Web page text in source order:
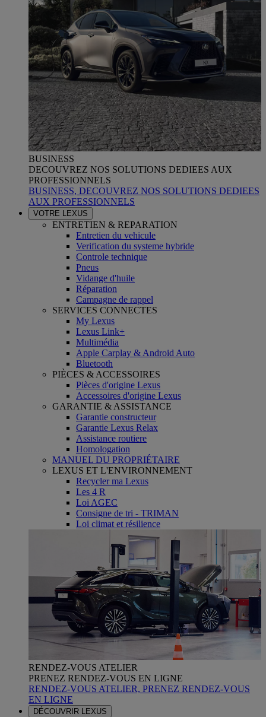
BUSINESS
DECOUVREZ NOS SOLUTIONS DEDIEES AUX
PROFESSIONNELS
BUSINESS, DECOUVREZ NOS SOLUTIONS DEDIEES
AUX PROFESSIONNELS
VOTRE LEXUS
ENTRETIEN & REPARATION
Entretien du vehicule
Verification du systeme hybride
Controle technique
Pneus
Vidange d'huile
Réparation
Campagne de rappel
SERVICES CONNECTES
My Lexus
Lexus Link+
Multimédia
Apple Carplay & Android Auto
Bluetooth
PIÈCES & ACCESSOIRES
Pièces d'origine Lexus
Accessoires d'origine Lexus
GARANTIE & ASSISTANCE
Garantie constructeur
Garantie Lexus Relax
Assistance routiere
Homologation
MANUEL DU PROPRIÉTAIRE
LEXUS ET L'ENVIRONNEMENT
Recycler ma Lexus
Les 4 R
Loi AGEC
Consigne de tri - TRIMAN
Loi climat et résilience
RENDEZ-VOUS ATELIER
PRENEZ RENDEZ-VOUS EN LIGNE
RENDEZ-VOUS ATELIER, PRENEZ RENDEZ-VOUS
EN LIGNE
DÉCOUVRIR LEXUS